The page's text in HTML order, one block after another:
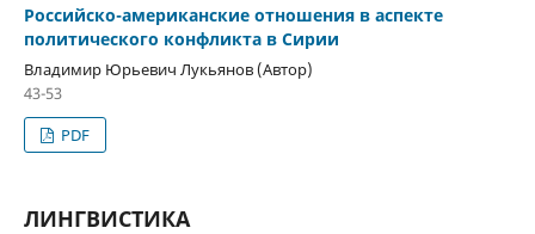
Российско-американские отношения в аспекте
политического конфликта в Сирии
Владимир Юрьевич Лукьянов (Автор)
43-53
PDF
ЛИНГВИСТИКА